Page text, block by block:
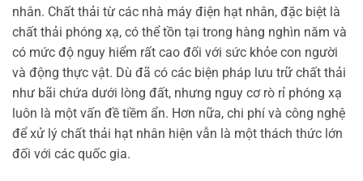
nhân. Chất thải từ các nhà máy điện hạt nhân, đặc biệt là
chất thải phóng xạ, có thể tồn tại trong hàng nghìn năm và
có mức độ nguy hiểm rất cao đối với sức khỏe con người
và động thực vật. Dù đã có các biện pháp lưu trữ chất thải
như bãi chứa dưới lòng đất, nhưng nguy cơ rò rỉ phóng xạ
luôn là một vấn đề tiềm ẩn. Hơn nữa, chi phí và công nghệ
để xử lý chất thải hạt nhân hiện vẫn là một thách thức lớn
đối với các quốc gia.